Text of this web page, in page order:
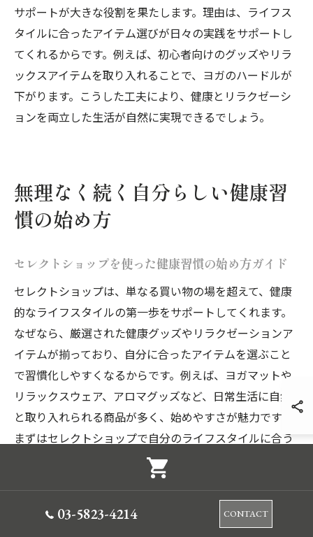
サポートが大きな役割を果たします。理由は、ライフス
タイルに合ったアイテム選びが日々の実践をサポートし
てくれるからです。例えば、初心者向けのグッズやリラ
ックスアイテムを取り入れることで、ヨガのハードルが
下がります。こうした工夫により、健康とリラクゼーシ
ョンを両立した生活が自然に実現できるでしょう。
無理なく続く自分らしい健康習
慣の始め方
セレクトショップを使った健康習慣の始め方ガイド
セレクトショップは、単なる買い物の場を超えて、健康
的なライフスタイルの第一歩をサポートしてくれます。
なぜなら、厳選された健康グッズやリラクゼーションア
イテムが揃っており、自分に合ったアイテムを選ぶこと
で習慣化しやすくなるからです。例えば、ヨガマットや
リラックスウェア、アロマグッズなど、日常生活に自然
と取り入れられる商品が多く、始めやすさが魅力です。
まずはセレクトショップで自分のライフスタイルに合う
アイテムを手に取ることから健康習慣を始めてみましょ
ヨガ教室通いを無理なく続けるためのコツと工夫
03-5823-4214 CONTACT